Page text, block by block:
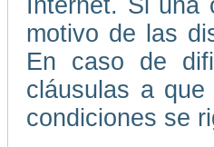
Internet. Si una
motivo de las
En caso de
cláusulas a
condiciones se